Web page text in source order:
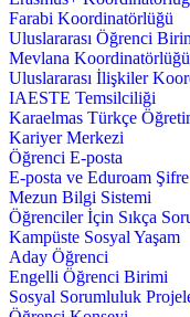
Farabi Koordinatörlüğü
Uluslararası Öğrenci
Mevlana Koordinatörlüğü
Uluslararası İlişkiler
IAESTE Temsilciliği
Karaelmas Türkçe
Kariyer Merkezi
Öğrenci E-posta
E-posta ve Eduroam
Mezun Bilgi Sistemi
Öğrenciler İçin Sıkça
Kampüste Sosyal Yaşam
Aday Öğrenci
Engelli Öğrenci Birimi
Sosyal Sorumluluk